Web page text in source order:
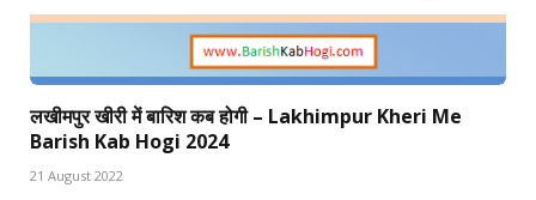
लखीमपुर खीरी में बारिश कब होगी – Lakhimpur Kheri Me
Barish Kab Hogi 2024
21 August 2022